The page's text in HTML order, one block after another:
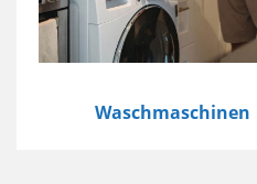
Waschmaschinen